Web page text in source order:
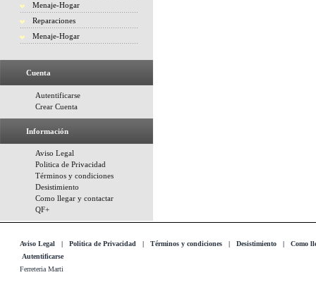
Menaje-Hogar
Reparaciones
Menaje-Hogar
Cuenta
Autentificarse
Crear Cuenta
Información
Aviso Legal
Politica de Privacidad
Términos y condiciones
Desistimiento
Como llegar y contactar
QF+
Aviso Legal | Politica de Privacidad | Términos y condiciones | Desistimiento | Como
Autentificarse
Ferreteria Marti